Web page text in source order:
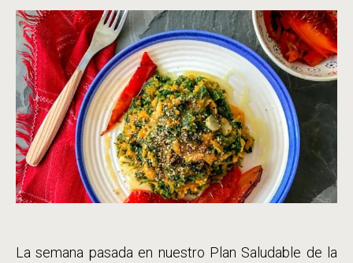
entrada
La semana pasada en nuestro Plan Saludable de la